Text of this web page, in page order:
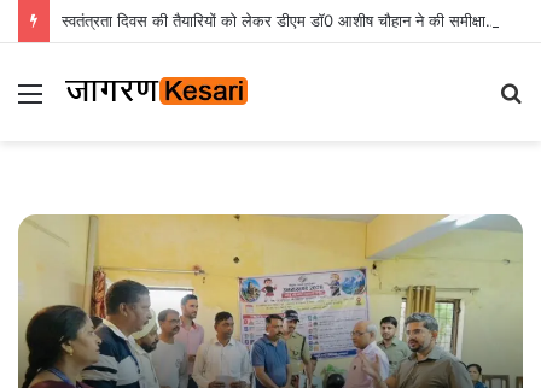
स्वतंत्रता दिवस की तैयारियों को लेकर डीएम डॉ0 आशीष चौहान ने की समीक्षा बैठक
Menu